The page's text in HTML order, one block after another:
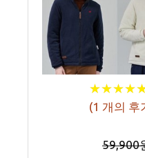
★★★★
★★★★
(1 개의 후
59,900